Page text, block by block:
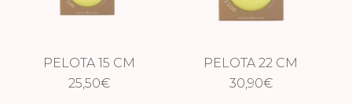
PELOTA 15 CM
GLITTER AMARILLA
25,50€
PELOTA 22 CM
GLITTER AMARILLA
30,90€